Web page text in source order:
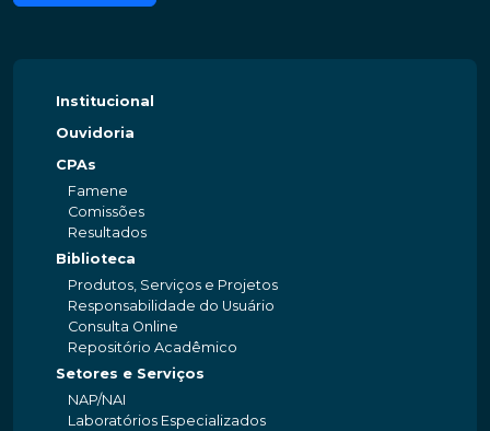
Institucional
Ouvidoria
CPAs
Famene
Comissões
Resultados
Biblioteca
Produtos, Serviços e Projetos
Responsabilidade do Usuário
Consulta Online
Repositório Acadêmico
Setores e Serviços
NAP/NAI
Laboratórios Especializados